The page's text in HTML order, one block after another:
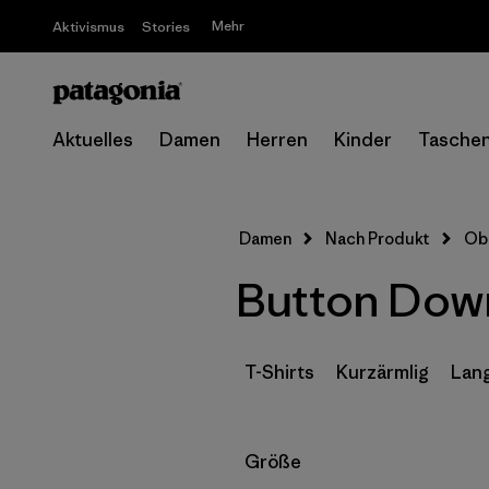
Aktivismus Stories Mehr
Aktuelles Damen Herren Kinder
Damen Nach Produkt
Button
T-Shirts Kurzärmlig
Filter by
Größe